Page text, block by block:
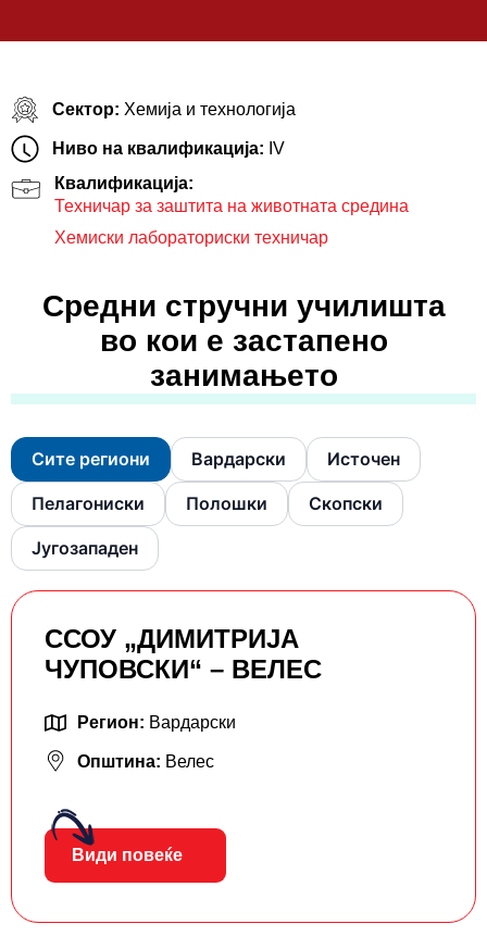
Сектор: Хемија и технологија
Ниво на квалификација: IV
Квалификација:
Техничар за заштита на животната средина
Хемиски лабораториски техничар
Средни стручни училишта
во кои е застапено
занимањето
Сите региони Вардарски Источен
Пелагониски Полошки Скопски
Југозападен
ССОУ „ДИМИТРИЈА
ЧУПОВСКИ“ – ВЕЛЕС
Регион: Вардарски
Општина: Велес
Види повеќе